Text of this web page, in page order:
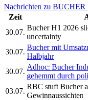
Nachrichten zu
Zeit
30.07.
Bucher H1 2026
uncertainty
30.07.
Bucher mit
Halbjahr
30.07.
Adhoc: Bucher
gehemmt durch
03.07.
RBC stuft Bucher
Gewinnaussichten